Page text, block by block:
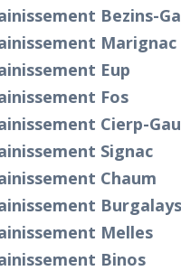
Bezins-
Marignac
Eup
Fos
Cierp-
Signac
Chaum
Burgalays
Melles
Binos